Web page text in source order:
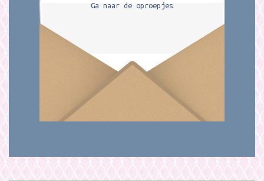
Ga naar de oproepjes